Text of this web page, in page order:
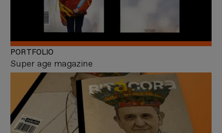
Super age magazine
PORTFOLIO